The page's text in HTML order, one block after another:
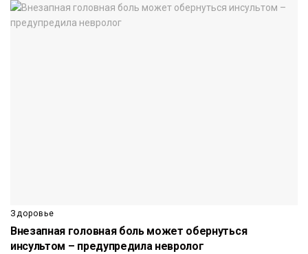
Здоровье
Внезапная головная боль может обернуться
инсультом – предупредила невролог